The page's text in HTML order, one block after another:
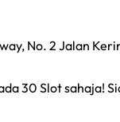
No. 2 Jalan
30 Slot sahaja!